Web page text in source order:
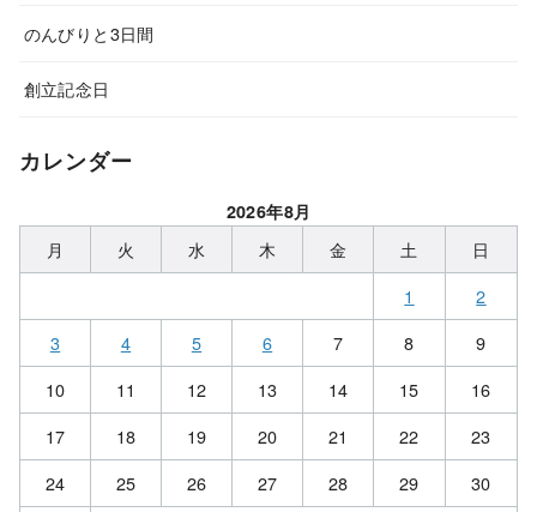
のんびりと3日間
創立記念日
カレンダー
2026年8月
月 火 水 木 金 土
日
1
2
3
4 5 6 7 8
9
10
11 12 13 14 15
16
17
18 19 20 21 22
23
24
25 26 27 28 29
30